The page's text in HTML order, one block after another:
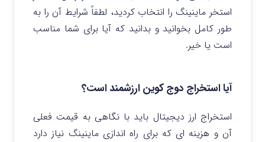
استخر ماینینگ را انتخاب کردید، لطفاً شرایط آن را به
طور کامل بخوانید و بدانید که آیا برای شما مناسب
است یا خیر.
آیا استخراج دوج کوین ارزشمند است؟
استخراج ارز دیجیتال باید با نگاهی به قیمت فعلی
آن و هزینه ای که برای راه اندازی ماینینگ نیاز دارد